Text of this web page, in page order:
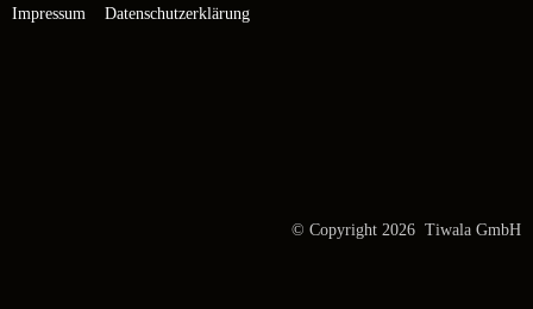
Impressum Datenschutzerklärung
© Copyright 2026 Tiwala GmbH